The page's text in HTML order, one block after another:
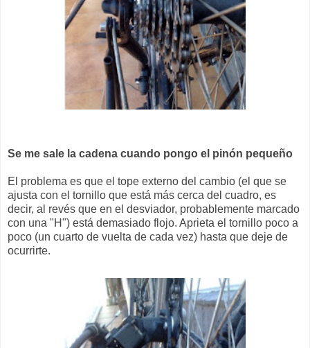
Se me sale la cadena cuando pongo el pinón pequeño
El problema es que el tope externo del cambio (el que se
ajusta con el tornillo que está más cerca del cuadro, es
decir, al revés que en el desviador, probablemente marcado
con una "H") está demasiado flojo. Aprieta el tornillo poco a
poco (un cuarto de vuelta de cada vez) hasta que deje de
ocurrirte.